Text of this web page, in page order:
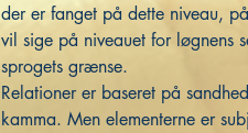
der er fanget på dette niveau,
vil sige på niveauet for løgnens
sprogets grænse.
Relationer er baseret på
kamma. Men elementerne er